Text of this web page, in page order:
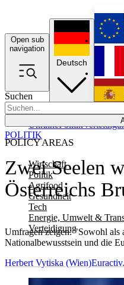
Open sub
navigation
Suchen
POLICY AREAS
Wirtschaft
Politik
Agrifood
Gesundheit
Tech
Energie, Umwelt &
Verteidigung
UkrainePolitik
Deutsch
Zwei Seelen
Österreichs
Umfragen zeigen: "Sowohl als
Nationalbewusstsein und die
POLITIK
Herbert Vytiska (Wien)